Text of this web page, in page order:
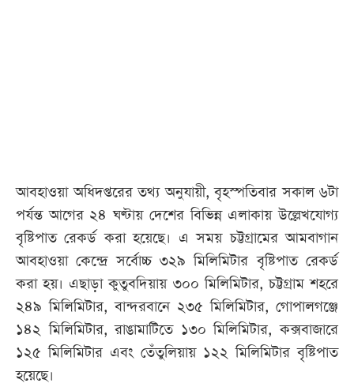
আবহাওয়া অধিদপ্তরের তথ্য অনুযায়ী, বৃহস্পতিবার সকাল ৬টা
পর্যন্ত আগের ২৪ ঘণ্টায় দেশের বিভিন্ন এলাকায় উল্লেখযোগ্য
বৃষ্টিপাত রেকর্ড করা হয়েছে। এ সময় চট্টগ্রামের আমবাগান
আবহাওয়া কেন্দ্রে সর্বোচ্চ ৩২৯ মিলিমিটার বৃষ্টিপাত রেকর্ড
করা হয়। এছাড়া কুতুবদিয়ায় ৩০০ মিলিমিটার, চট্টগ্রাম শহরে
২৪৯ মিলিমিটার, বান্দরবানে ২৩৫ মিলিমিটার, গোপালগঞ্জে
১৪২ মিলিমিটার, রাঙামাটিতে ১৩০ মিলিমিটার, কক্সবাজারে
১২৫ মিলিমিটার এবং তেঁতুলিয়ায় ১২২ মিলিমিটার বৃষ্টিপাত
হয়েছে।